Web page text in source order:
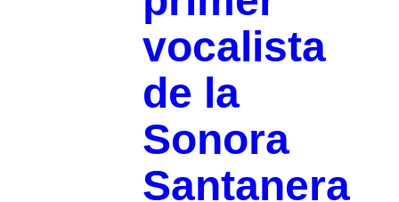
vocalista
de la
Sonora
Santanera